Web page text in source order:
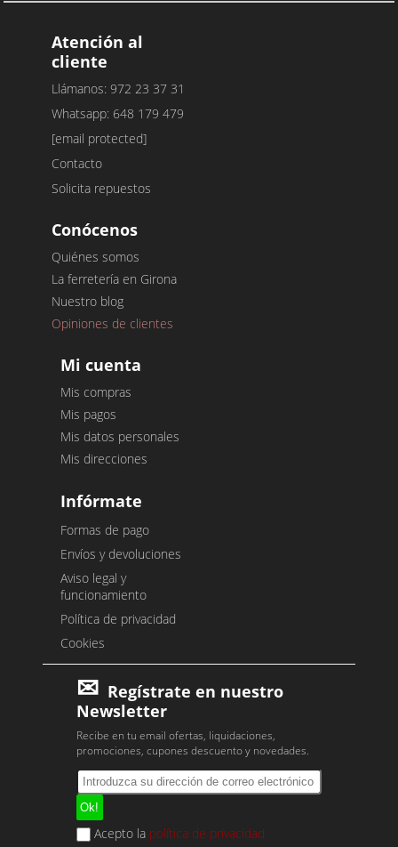
Atención al
cliente
Llámanos: 972 23 37 31
Whatsapp: 648 179 479
[email protected]
Contacto
Solicita repuestos
Conócenos
Quiénes somos
La ferretería en Girona
Nuestro blog
Opiniones de clientes
Mi cuenta
Mis compras
Mis pagos
Mis datos personales
Mis direcciones
Infórmate
Formas de pago
Envíos y devoluciones
Aviso legal y
funcionamiento
Política de privacidad
Cookies
Regístrate en nuestro
Newsletter
Recibe en tu email ofertas, liquidaciones,
promociones, cupones descuento y novedades.
Acepto la política de privacidad